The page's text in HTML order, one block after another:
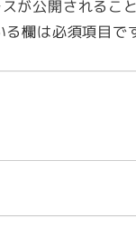
が公開されるこ
る欄は必須項目で